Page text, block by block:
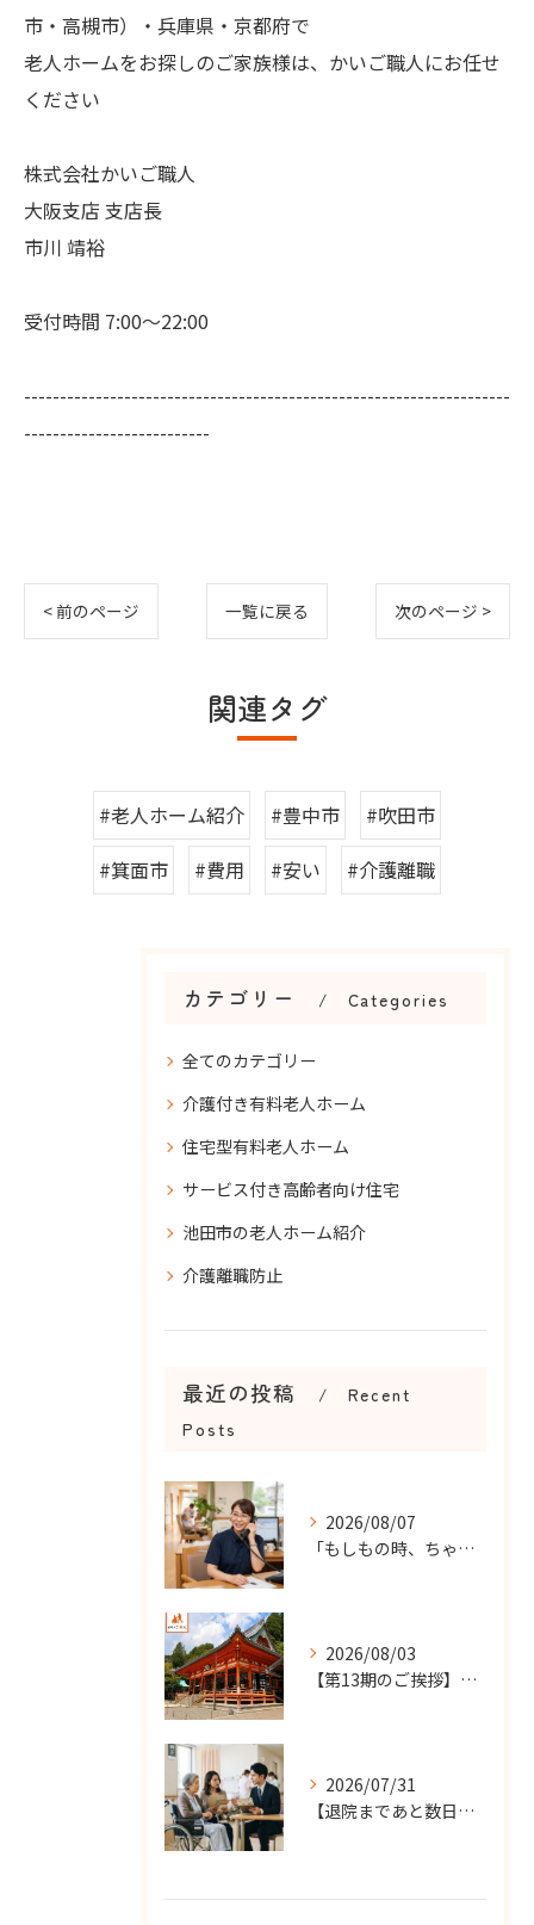
市・高槻市）・兵庫県・京都府で
老人ホームをお探しのご家族様は、かいご職人にお任せ
ください
株式会社かいご職人
大阪支店 支店長
市川 靖裕
受付時間 7:00～22:00
--------------------------------------------------------------------
--------------------------
< 前のページ 一覧に戻る 次のページ >
関連タグ
#老人ホーム紹介 #豊中市
#吹田市
#箕面市
#費用 #安い #介護離職
カテゴリー Categories
全てのカテゴリー
介護付き有料老人ホーム
住宅型有料老人ホーム
サービス付き高齢者向け住宅
池田市の老人ホーム紹介
介護離職防止
最近の投稿
Recent
Posts
2026/08/07
「もしもの時、ちゃんと知らせてもらえる？」
2026/08/03
【第13期のご挨拶】感謝を力に、さらなる挑戦の一年へ
2026/07/31
【退院まであと数日…】老人ホーム探しを急ぐケースで大切なこと...